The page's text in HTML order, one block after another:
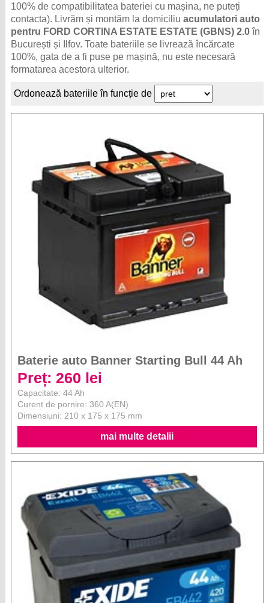
100% de compatibilitatea bateriei cu mașina, ne puteți
contacta). Livrăm și montăm la domiciliuacumulatori auto
pentru FORD CORTINA ESTATE ESTATE (GBNS) 2.0în
București și Ilfov. Toate bateriile se livrează încărcate
100%, gata de a fi puse pe mașină, nu este necesară
formatarea acestora ulterior.
Ordonează bateriile în funcție de
Baterie auto Banner Starting Bull 44 Ah
Preț: 260 lei
Capacitate: 44 Ah
Curent de pornire: 360 A(EN)
Dimensiuni: 210 x 175 x 175 mm
mai multe detalii